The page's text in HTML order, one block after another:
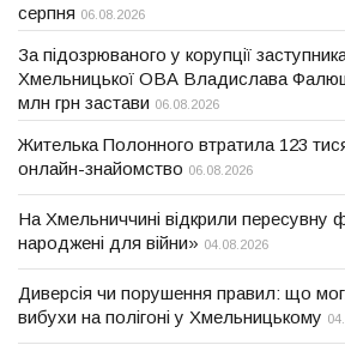
серпня 06.08.2026
За підозрюваного у корупції
Хмельницької ОВА Владислава
млн грн застави 06.08.2026
Жителька Полонного втратила 123
онлайн-знайомство 06.08.2026
На Хмельниччині відкрили пересувну
народжені для війни» 04.08.2026
Диверсія чи порушення правил: що
вибухи на полігоні у Хмельницькому